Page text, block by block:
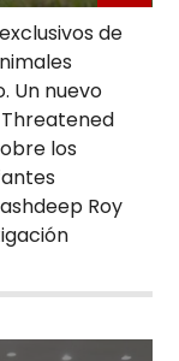
de
Un nuevo
los
Roy